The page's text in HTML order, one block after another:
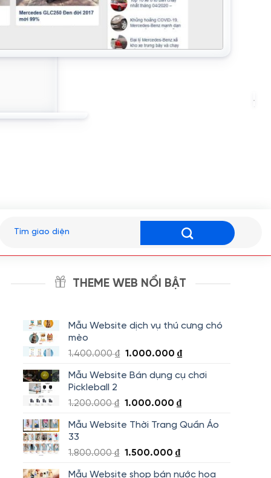
kiếm:
THEME WEB NỔI BẬT
Mẫu Website dịch vụ thú cưng chó
mèo
1.400.000₫ Giá
là:
1.000.000₫Giá
tại
1.000.000 ₫.
Mẫu Website Bán dụng cụ chơi
Pickleball 2
1.200.000₫ Giá
là:
1.000.000₫Giá
tại
Mẫu Website Thời Trang Quần Áo
33
1.800.000₫ Giá
1.500.000₫Giá
Mẫu Website shop bán nước hoa